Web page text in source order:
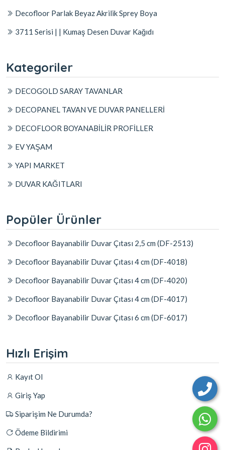
Decofloor Parlak Beyaz Akrilik Sprey Boya
3711 Serisi | | Kumaş Desen Duvar Kağıdı
Kategoriler
DECOGOLD SARAY TAVANLAR
DECOPANEL TAVAN VE DUVAR PANELLERİ
DECOFLOOR BOYANABİLİR PROFİLLER
EV YAŞAM
YAPI MARKET
DUVAR KAĞITLARI
Popüler Ürünler
Decofloor Bayanabilir Duvar Çıtası 2,5 cm (DF-2513)
Decofloor Bayanabilir Duvar Çıtası 4 cm (DF-4018)
Decofloor Bayanabilir Duvar Çıtası 4 cm (DF-4020)
Decofloor Bayanabilir Duvar Çıtası 4 cm (DF-4017)
Decofloor Bayanabilir Duvar Çıtası 6 cm (DF-6017)
Hızlı Erişim
Kayıt Ol
Giriş Yap
Siparişim Ne Durumda?
Ödeme Bildirimi